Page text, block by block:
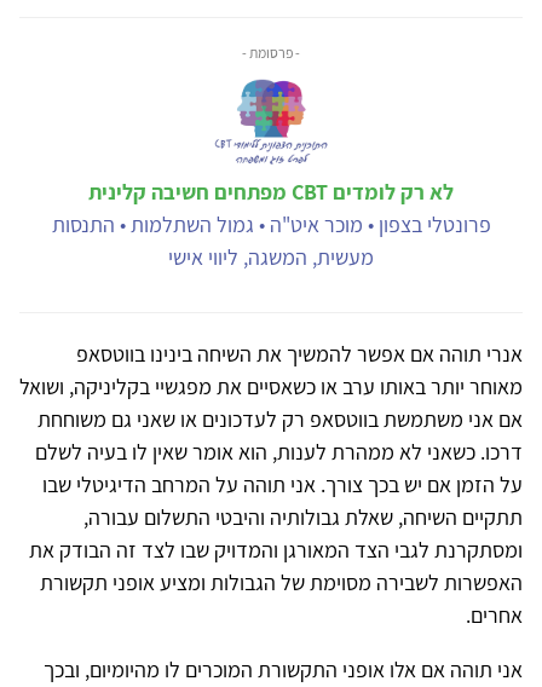
- פרסומת -
לא רק לומדים CBT מפתחים חשיבה קלינית
פרונטלי בצפון • מוכר איט"ה • גמול השתלמות • התנסות
מעשית, המשגה, ליווי אישי
אנרי תוהה אם אפשר להמשיך את השיחה בינינו בווטסאפ
מאוחר יותר באותו ערב או כשאסיים את מפגשיי בקליניקה, ושואל
אם אני משתמשת בווטסאפ רק לעדכונים או שאני גם משוחחת
דרכו. כשאני לא ממהרת לענות, הוא אומר שאין לו בעיה לשלם
על הזמן אם יש בכך צורך. אני תוהה על המרחב הדיגיטלי שבו
תתקיים השיחה, שאלת גבולותיה והיבטי התשלום עבורה,
ומסתקרנת לגבי הצד המאורגן והמדויק שבו לצד זה הבודק את
האפשרות לשבירה מסוימת של הגבולות ומציע אופני תקשורת
אחרים.
אני תוהה אם אלו אופני התקשורת המוכרים לו מהיומיום, ובכך